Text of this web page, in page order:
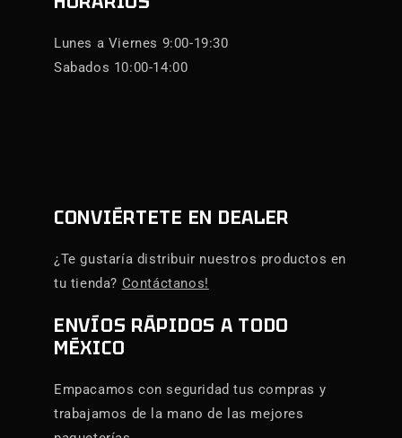
Lunes a Viernes 9:00-19:30
Sabados 10:00-14:00
CONVIÉRTETE EN DEALER
¿Te gustaría distribuir nuestros productos en
tu tienda? Contáctanos!
ENVÍOS RÁPIDOS A TODO
MÉXICO
Empacamos con seguridad tus compras y
trabajamos de la mano de las mejores